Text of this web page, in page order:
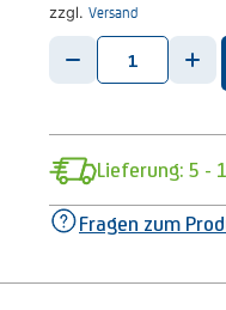
zzgl. Versand
- +
Lieferung: 5 -
Fragen zum